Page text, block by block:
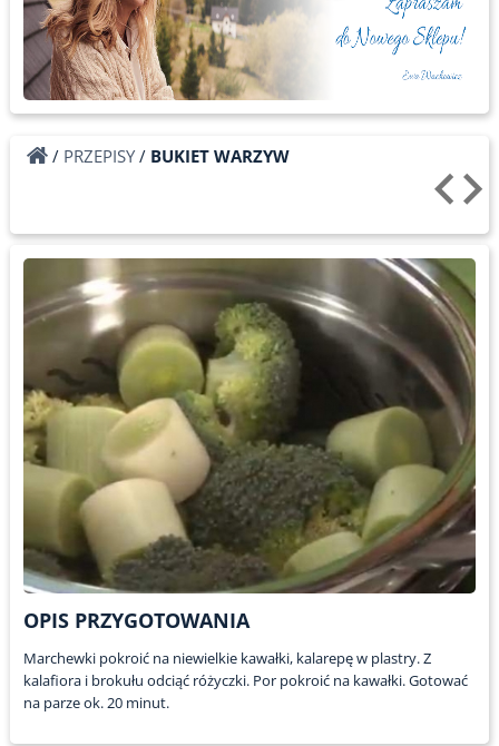
/ PRZEPISY/ BUKIET WARZYW
OPIS PRZYGOTOWANIA
Marchewki pokroić na niewielkie kawałki, kalarepę w plastry. Z
kalafiora i brokułu odciąć różyczki. Por pokroić na kawałki. Gotować
na parze ok. 20 minut.